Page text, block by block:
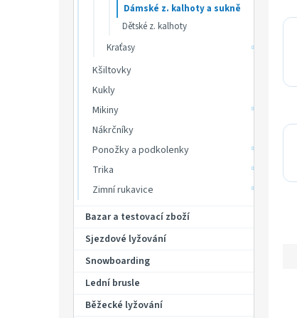
Dámské z. kalhoty a sukně
Dětské z. kalhoty
Kraťasy
Kšiltovky
Kukly
Mikiny
Nákrčníky
Ponožky a podkolenky
Trika
Zimní rukavice
Bazar a testovací zboží
Sjezdové lyžování
Snowboarding
Lední brusle
Běžecké lyžování